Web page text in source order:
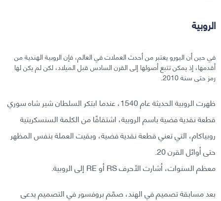
الروبية
في حين أن اليورو يعتبر من أحدث العملات في العالم، فإن الروبية الهندية من
أقدمها، إذ يمكن تتبع أصولها إلى القرن السادس قبل الميلاد، لكن لم يكن لها
رمز حتى سنة 2010.
ظهرت الروبية الحديثة عام 1540، عندما ابتكر السلطان شير شاه سوري
قطعة نقدية فضية باسم الروبية، اشتقاقًا من الكلمة السنسكريتية
روبياكام، التي تعني قطعة نقدية فضية، وبقيت العملة بنفس المظهر
حتى أوائل القرن 20.
معظم السنوات، أشارت الأحرف RS أو RE إلى الروبية.
بعد مسابقة تصميم في الهند، صمّم بروفسور في التصميم يدعى